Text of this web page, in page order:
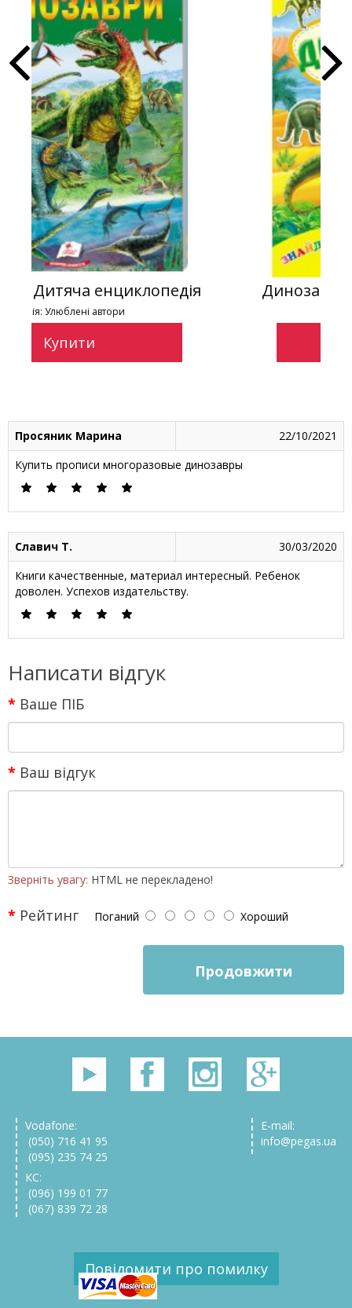
Динозаври. Розвивальні наліпки
Просяник Марина
22/10/2021
Купить прописи многоразовые динозавры
Славич Т.
30/03/2020
Книги качественные, материал интересный. Ребенок
доволен. Успехов издательству.
Написати відгук
Ваше ПІБ
Ваш відгук
Зверніть увагу: HTML не перекладено!
Рейтинг Поганий Хороший
Продовжити
Vodafone:
(050) 716 41 95
(095) 235 74 25
КС:
(096) 199 01 77
(067) 839 72 28
E-mail:
info@pegas.ua
Повідомити про помилку